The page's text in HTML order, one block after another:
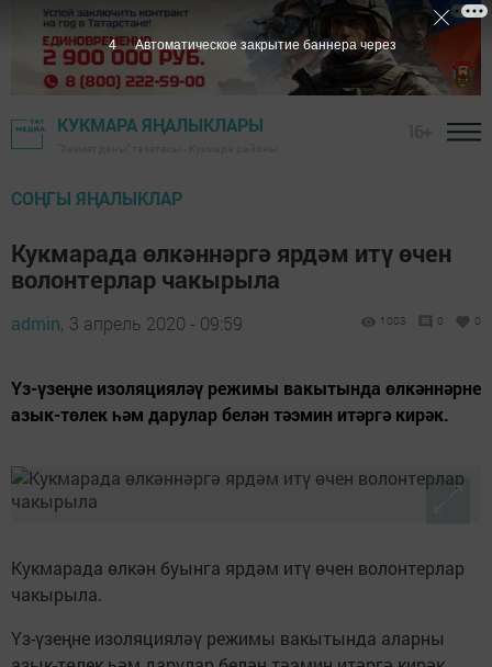
КУКМАРА ЯҢАЛЫКЛАРЫ
СОҢГЫ ЯҢАЛЫКЛАР
Кукмарада өлкәннәргә ярдәм итү өчен
волонтерлар чакырыла
admin, 3 апрель 2020 - 09:59 1003 0 0
Үз-үзеңне изоляцияләү режимы вакытында өлкәннәрне
азык-төлек һәм дарулар белән тәэмин итәргә кирәк.
Кукмарада өлкән буынга ярдәм итү өчен волонтерлар
чакырыла.
Үз-үзеңне изоляцияләү режимы вакытында аларны
2 Автоматическое закрытие баннера через